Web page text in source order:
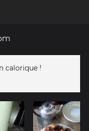
calorique !